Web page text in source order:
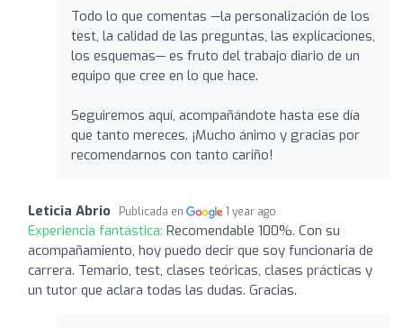
Todo lo que comentas —la personalización de los
test, la calidad de las preguntas, las explicaciones,
los esquemas— es fruto del trabajo diario de un
equipo que cree en lo que hace.
Seguiremos aquí, acompañándote hasta ese día
que tanto mereces. ¡Mucho ánimo y gracias por
recomendarnos con tanto cariño!
Leticia Abrio Publicada en 1 year ago
Experiencia fantástica: Recomendable 100%. Con su
acompañamiento, hoy puedo decir que soy funcionaria de
carrera. Temario, test, clases teóricas, clases prácticas y
un tutor que aclara todas las dudas. Gracias.